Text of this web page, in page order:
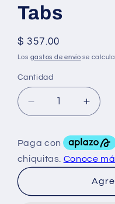
Tabs
Precio
habitual
$ 357.00
Los gastos de envío se
Cantidad
Reducir
cantidad
4LMT
Providrol
Mesterolone
mg
para
4LMT
25
mg